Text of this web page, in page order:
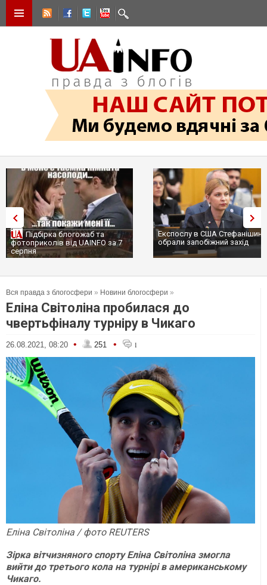
Підбірка блогожаб та
фотоприколів від UAINFO за 7
серпня
Експослу в США
обрали запобіжний захід
Вся правда з блогосфери » Новини блогосфери »
Еліна Світоліна пробилася до
чвертьфіналу турніру в Чикаго
26.08.2021, 08:20 • 251 • 1
Еліна Світоліна / фото REUTERS
Зірка вітчизняного спорту Еліна Світоліна змогла
вийти до третього кола на турнірі в американському
Чикаго.